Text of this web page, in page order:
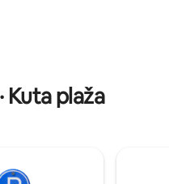
Kuta plaža